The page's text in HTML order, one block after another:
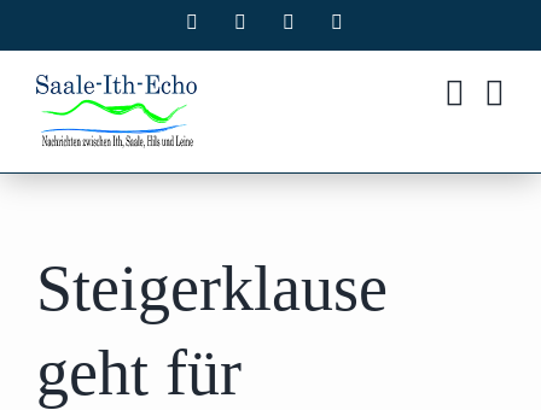
Inhalt
springen
Facebook Instagram
Steigerklause
geht für